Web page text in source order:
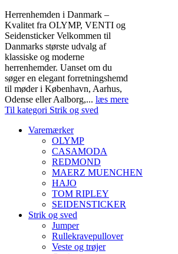
Herrenhemden i Danmark –
Kvalitet fra OLYMP, VENTI og
Seidensticker Velkommen til
Danmarks største udvalg af
klassiske og moderne
herrenhemder. Uanset om du
søger en elegant forretningshemd
til møder i København, Aarhus,
Odense eller Aalborg,... læs mere
Til kategori Strik og sved
Varemærker
OLYMP
CASAMODA
REDMOND
MAERZ MUENCHEN
HAJO
TOM RIPLEY
SEIDENSTICKER
Strik og sved
Jumper
Rullekravepullover
Veste og trøjer